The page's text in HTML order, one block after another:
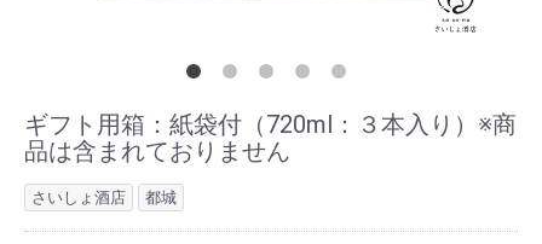
ギフト用箱：紙袋付（720ml：３本入り）※商
品は含まれておりません
さいしょ酒店 都城